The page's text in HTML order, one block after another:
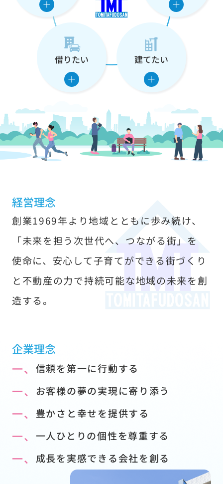
え
ま
す
借りたい 建てたい
経営理念
創業1969年より地域とともに歩み続け、
「未来を担う次世代へ、つながる街」を
使命に、安心して子育てができる街づくり
と不動産の力で持続可能な地域の未来を創
造する。
企業理念
一、 信頼を第一に行動する
一、 お客様の夢の実現に寄り添う
一、 豊かさと幸せを提供する
一、 一人ひとりの個性を尊重する
一、 成長を実感できる会社を創る